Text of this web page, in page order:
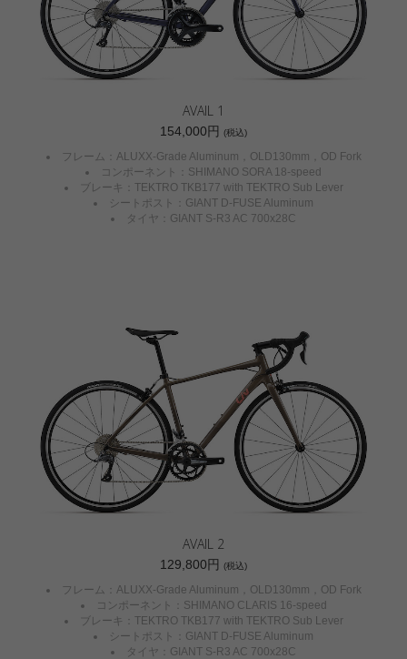
AVAIL 1
154,000円 (税込)
フレーム：ALUXX-Grade Aluminum，OLD130mm，OD Fork
コンポーネント：SHIMANO SORA 18-speed
ブレーキ：TEKTRO TKB177 with TEKTRO Sub Lever
シートポスト：GIANT D-FUSE Aluminum
タイヤ：GIANT S-R3 AC 700x28C
AVAIL 2
129,800円 (税込)
フレーム：ALUXX-Grade Aluminum，OLD130mm，OD Fork
コンポーネント：SHIMANO CLARIS 16-speed
ブレーキ：TEKTRO TKB177 with TEKTRO Sub Lever
シートポスト：GIANT D-FUSE Aluminum
タイヤ：GIANT S-R3 AC 700x28C